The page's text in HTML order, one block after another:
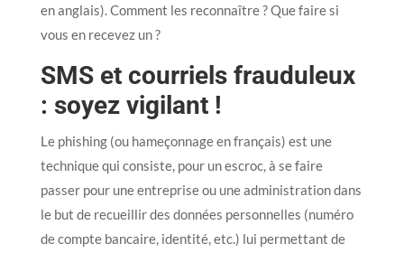
en anglais). Comment les reconnaître ? Que faire si
vous en recevez un ?
SMS et courriels frauduleux
: soyez vigilant !
Le phishing (ou hameçonnage en français) est une
technique qui consiste, pour un escroc, à se faire
passer pour une entreprise ou une administration dans
le but de recueillir des données personnelles (numéro
de compte bancaire, identité, etc.) lui permettant de